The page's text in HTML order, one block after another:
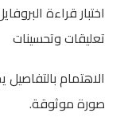
اختبار قراءة
تعليقات وتحسينات
الاهتمام
صورة موثوقة.